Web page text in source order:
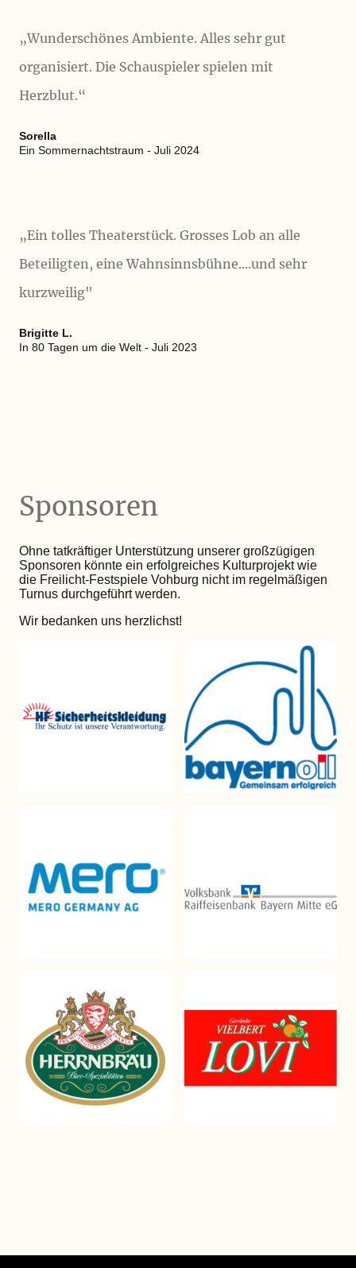
„Wunderschönes Ambiente. Alles sehr gut
organisiert. Die Schauspieler spielen mit
Herzblut.“
Sorella
Ein Sommernachtstraum - Juli 2024
„Ein tolles Theaterstück. Grosses Lob an alle
Beteiligten, eine Wahnsinnsbühne....und sehr
kurzweilig"
Brigitte L.
In 80 Tagen um die Welt - Juli 2023
Sponsoren
Ohne tatkräftiger Unterstützung unserer großzügigen
Sponsoren könnte ein erfolgreiches Kulturprojekt wie
die Freilicht-Festspiele Vohburg nicht im regelmäßigen
Turnus durchgeführt werden.
Wir bedanken uns herzlichst!